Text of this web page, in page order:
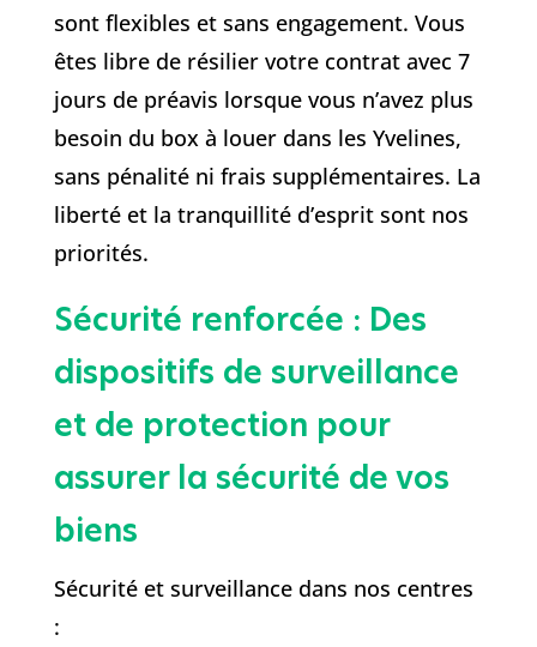
sont flexibles et sans engagement. Vous
êtes libre de résilier votre contrat avec 7
jours de préavis lorsque vous n’avez plus
besoin du box à louer dans les Yvelines,
sans pénalité ni frais supplémentaires. La
liberté et la tranquillité d’esprit sont nos
priorités.
Sécurité renforcée : Des
dispositifs de surveillance
et de protection pour
assurer la sécurité de vos
biens
Sécurité et surveillance dans nos centres
: